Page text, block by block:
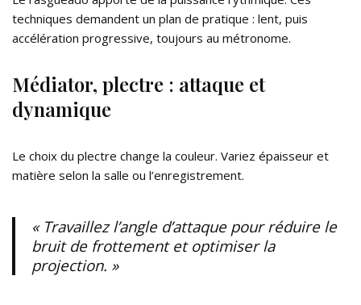
techniques demandent un plan de pratique : lent, puis
accélération progressive, toujours au métronome.
Médiator, plectre : attaque et
dynamique
Le choix du plectre change la couleur. Variez épaisseur et
matière selon la salle ou l’enregistrement.
« Travaillez l’angle d’attaque pour réduire le
bruit de frottement et optimiser la
projection. »